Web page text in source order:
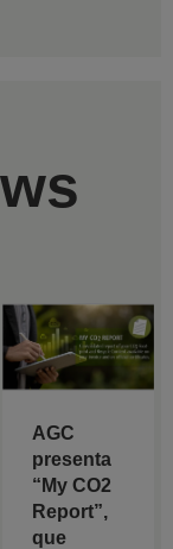
AGC
presenta
“My CO2
Report”,
que